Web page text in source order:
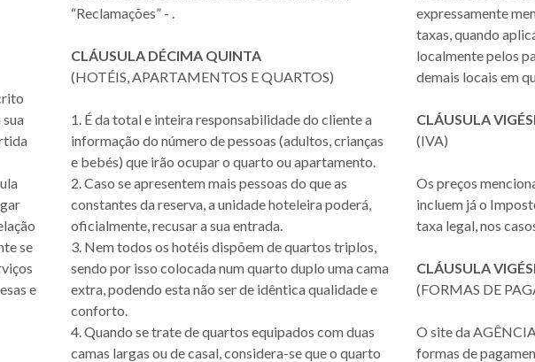
se
e
“Reclamações” - .
CLÁUSULA DÉCIMA QUINTA
(HOTÉIS, APARTAMENTOS E QUARTOS)
1. É da total e inteira responsabilidade do cliente a
informação do número de pessoas (adultos, crianças
e bebés) que irão ocupar o quarto ou apartamento.
2. Caso se apresentem mais pessoas do que as
constantes da reserva, a unidade hoteleira poderá,
oficialmente, recusar a sua entrada.
3. Nem todos os hotéis dispõem de quartos triplos,
sendo por isso colocada num quarto duplo uma cama
extra, podendo esta não ser de idêntica qualidade e
conforto.
4. Quando se trate de quartos equipados com duas
camas largas ou de casal, considera-se que o quarto
expressamente
taxas, quando
localmente pelos
demais locais em
CLÁUSULA
(IVA)
Os preços
incluem já o
taxa legal, nos
CLÁUSULA
(FORMAS DE
O site da
formas de